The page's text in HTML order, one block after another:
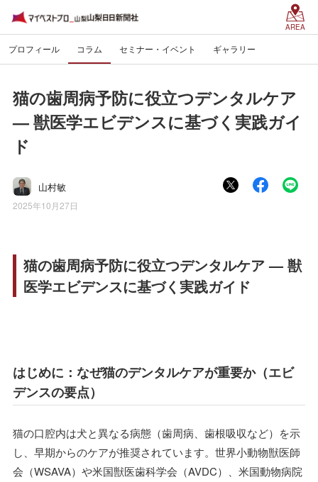
AREA
プロフィール コラム セミナー・イベント ギャラリー
猫の歯周病予防に役立つデンタルケア
— 獣医学エビデンスに基づく実践ガイ
ド
山村敏
2025年10月27日
猫の歯周病予防に役立つデンタルケア — 獣
医学エビデンスに基づく実践ガイド
はじめに：なぜ猫のデンタルケアが重要か（エビ
デンスの要点）
猫の口腔内は犬と異なる病態（歯周病、歯根吸収など）を示
し、早期からのケアが推奨されています。世界小動物獣医師
会（WSAVA）や米国獣医歯科学会（AVDC）、米国動物病院